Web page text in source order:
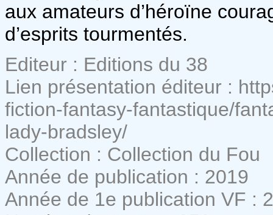
aux amateurs d’héroïne
d’esprits tourmentés.
Editeur : Editions du 38
Lien présentation éditeur :
fiction-fantasy-fantastique/
lady-bradsley/
Collection : Collection du Fou
Année de publication : 2019
Année de 1e publication VF :